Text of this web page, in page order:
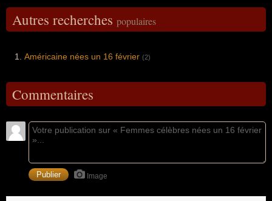
Autres recherches populaires
Américaine nées un 16 février (2)
Commentaires
Image